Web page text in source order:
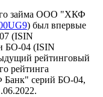
займа ООО "ХКФ
) был впервые
(ISIN
БО-04 (ISIN
рейтинговый
рейтинга
серий БО-04,